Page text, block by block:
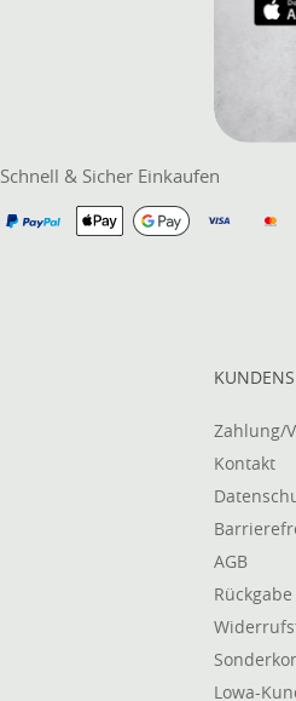
Schnell & Sicher Einkaufen
Zahlung/
Kontakt
AGB
Lowa-